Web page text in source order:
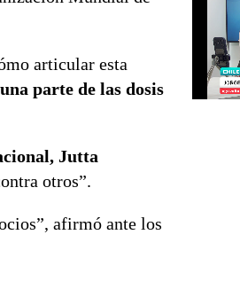
articular esta
parte de las dosis
Jutta
otros”.
afirmó ante los